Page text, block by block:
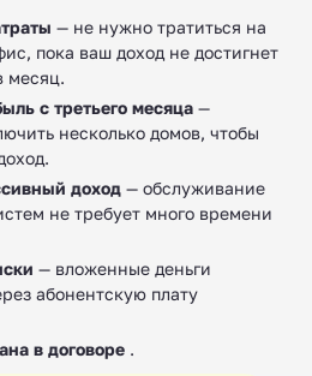
— не нужно тратиться на
пока ваш доход не достигнет
месяц.
с третьего месяца —
несколько домов, чтобы
доход — обслуживание
не требует много времени
— вложенные деньги
абонентскую плату
в договоре .